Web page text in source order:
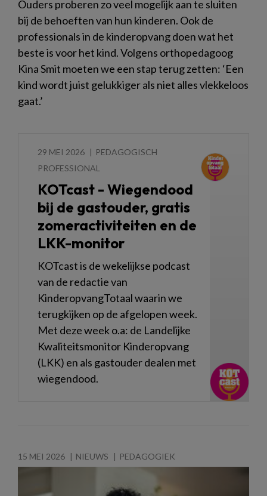
Ouders proberen zo veel mogelijk aan te sluiten
bij de behoeften van hun kinderen. Ook de
professionals in de kinderopvang doen wat het
beste is voor het kind. Volgens orthopedagoog
Kina Smit moeten we een stap terug zetten: ‘Een
kind wordt juist gelukkiger als niet alles vlekkeloos
gaat.’
29 MEI 2026
PEDAGOGISCH
PROFESSIONAL
KOTcast - Wiegendood
bij de gastouder, gratis
zomeractiviteiten en de
LKK-monitor
KOTcast is de wekelijkse podcast
van de redactie van
KinderopvangTotaal waarin we
terugkijken op de afgelopen week.
Met deze week o.a: de Landelijke
Kwaliteitsmonitor Kinderopvang
(LKK) en als gastouder dealen met
wiegendood.
15 MEI 2026 NIEUWS PEDAGOGIEK